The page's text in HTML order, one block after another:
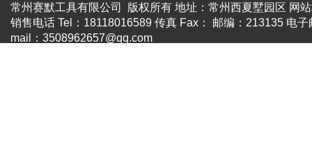
常州赛默工具有限公司 版权所有 地址：常州西夏墅园区 网
销售电话 Tel：18118016589 传真 Fax： 邮编：213135 电子
mail： 3508962657@qq.com